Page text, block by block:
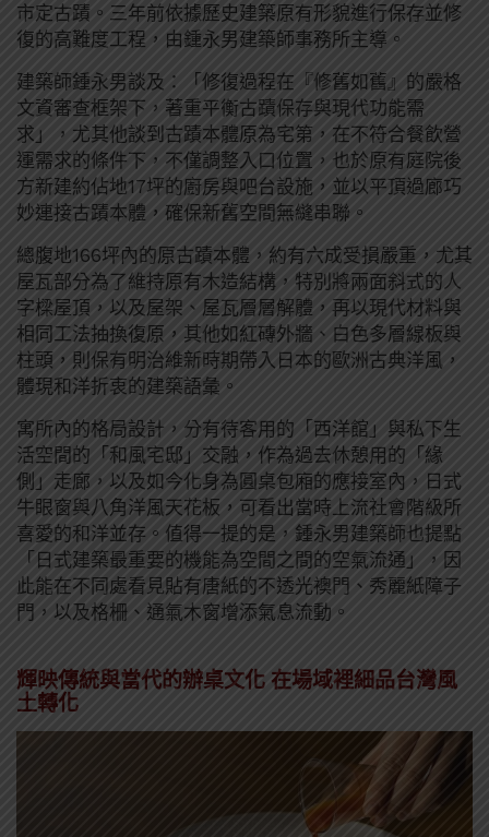
市定古蹟。三年前依據歷史建築原有形貌進行保存並修
復的高難度工程，由鍾永男建築師事務所主導。
建築師鍾永男談及：「修復過程在『修舊如舊』的嚴格
文資審查框架下，著重平衡古蹟保存與現代功能需
求」，尤其他談到古蹟本體原為宅第，在不符合餐飲營
運需求的條件下，不僅調整入口位置，也於原有庭院後
方新建約佔地17坪的廚房與吧台設施，並以平頂過廊巧
妙連接古蹟本體，確保新舊空間無縫串聯。
總腹地166坪內的原古蹟本體，約有六成受損嚴重，尤其
屋瓦部分為了維持原有木造結構，特別將兩面斜式的人
字樑屋頂，以及屋架、屋瓦層層解體，再以現代材料與
相同工法抽換復原，其他如紅磚外牆、白色多層線板與
柱頭，則保有明治維新時期帶入日本的歐洲古典洋風，
體現和洋折衷的建築語彙。
寓所內的格局設計，分有待客用的「西洋館」與私下生
活空間的「和風宅邸」交融，作為過去休憩用的「緣
側」走廊，以及如今化身為圓桌包廂的應接室內，日式
牛眼窗與八角洋風天花板，可看出當時上流社會階級所
喜愛的和洋並存。值得一提的是，鍾永男建築師也提點
「日式建築最重要的機能為空間之間的空氣流通」，因
此能在不同處看見貼有唐紙的不透光襖門、秀麗紙障子
門，以及格柵、通氣木窗增添氣息流動。
輝映傳統與當代的辦桌文化 在場域裡細品台灣風
土轉化